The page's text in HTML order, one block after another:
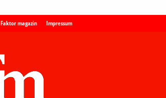
Faktor magazin Impressum